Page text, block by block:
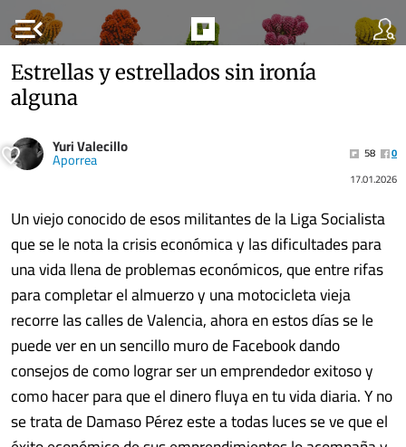
menu_open
Estrellas y estrellados sin ironía
alguna
Yuri Valecillo
Aporrea 58
0
17.01.2026
Un viejo conocido de esos militantes de la Liga Socialista
que se le nota la crisis económica y las dificultades para
una vida llena de problemas económicos, que entre rifas
para completar el almuerzo y una motocicleta vieja
recorre las calles de Valencia, ahora en estos días se le
puede ver en un sencillo muro de Facebook dando
consejos de como lograr ser un emprendedor exitoso y
como hacer para que el dinero fluya en tu vida diaria. Y no
se trata de Damaso Pérez este a todas luces se ve que el